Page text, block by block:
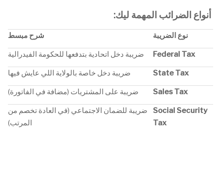
أنواع الضرائب المهمة ليك:
نوع الضريبة شرح مبسط
Federal Tax ضريبة دخل اتحادية بتدفعها للحكومة الفيدرالية
State Tax ضريبة دخل خاصة بالولاية اللي عايش فيها
Sales Tax ضريبة على المشتريات (مضافة في الفاتورة)
Social Security
Tax
ضريبة للضمان الاجتماعي (في العادة تخصم من
المرتب)